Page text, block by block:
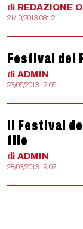
di REDAZIONE
21/10/2013 08:12
Festival del
di ADMIN
23/05/2013 12:05
Il Festival
filo
di ADMIN
28/03/2013 19:02